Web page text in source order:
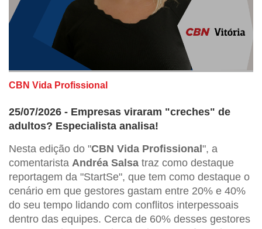
CBN Vida Profissional
25/07/2026 - Empresas viraram "creches" de
adultos? Especialista analisa!
Nesta edição do "CBN Vida Profissional ", a
comentarista Andréa Salsa traz como destaque
reportagem da "StartSe", que tem como destaque o
cenário em que gestores gastam entre 20% e 40%
do seu tempo lidando com conflitos interpessoais
dentro das equipes. Cerca de 60% desses gestores